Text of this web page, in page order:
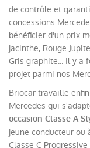
de contrôle et
concessions
bénéficier d'un prix
jacinthe, Rouge
Gris graphite... Il y a
projet parmi nos
Briocar travaille
Mercedes qui
occasion Classe A
jeune conducteur ou
Classe C